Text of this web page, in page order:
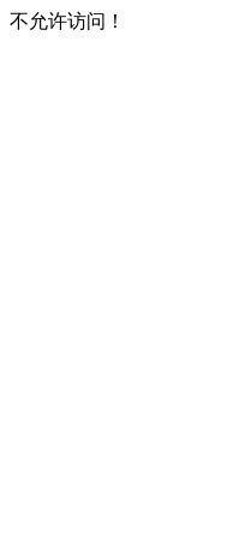
不允许访问！